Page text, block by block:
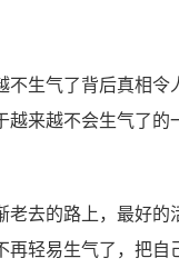
不生气了背后真相
越来越不会生气了
老去的路上，最好
再轻易生气了，把